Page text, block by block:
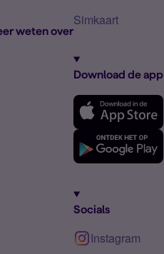
weten over
Simkaart
Download de app
Socials
Instagram